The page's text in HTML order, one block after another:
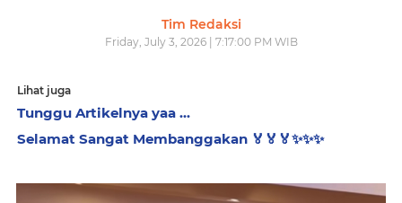
Tim Redaksi
Friday, July 3, 2026 | 7:17:00 PM WIB
Lihat juga
Tunggu Artikelnya yaa ...
Selamat Sangat Membanggakan 🏅🏅🏅✨️✨️✨️